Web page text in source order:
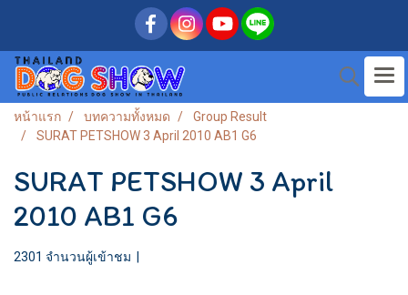
หน้าแรก บทความทั้งหมด
Group Result
SURAT PETSHOW 3 April 2010 AB1 G6
SURAT PETSHOW 3 April
2010 AB1 G6
2301 จำนวนผู้เข้าชม